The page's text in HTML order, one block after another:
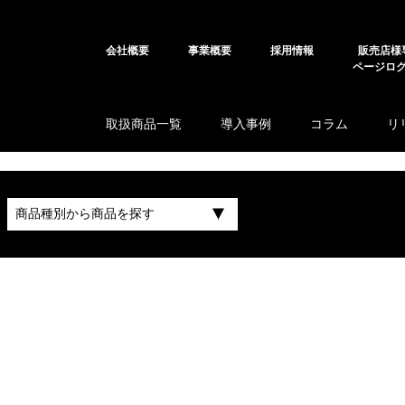
会社概要 事業概要 採用情報
販売店様
ページロ
取扱商品一覧 導入事例 コラム リ